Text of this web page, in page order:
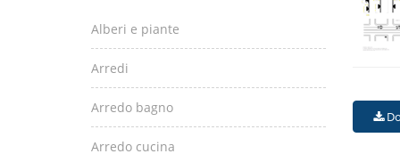
Alberi e piante
Arredi
Arredo bagno
Arredo cucina